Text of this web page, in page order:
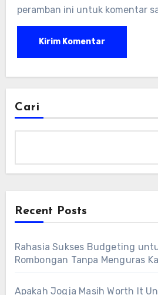
peramban ini untuk komentar
Cari
Recent Posts
Rahasia Sukses Budgeting
Rombongan Tanpa Menguras
Apakah Jogja Masih Worth It